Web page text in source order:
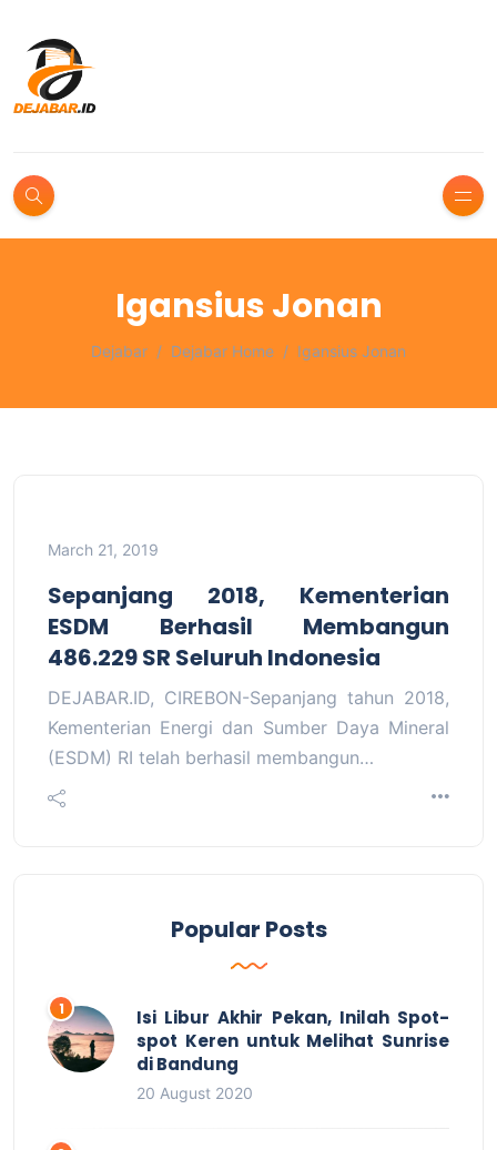
Igansius Jonan
Dejabar Dejabar Home Igansius Jonan
March 21, 2019
Sepanjang 2018, Kementerian
ESDM Berhasil Membangun
486.229 SR Seluruh Indonesia
DEJABAR.ID, CIREBON-Sepanjang tahun 2018,
Kementerian Energi dan Sumber Daya Mineral
(ESDM) RI telah berhasil membangun…
Popular Posts
Isi Libur Akhir Pekan, Inilah Spot-
spot Keren untuk Melihat Sunrise
di Bandung
20 August 2020